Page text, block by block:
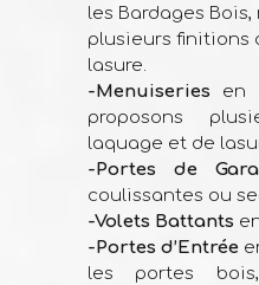
les Bardages
plusieurs finitions
lasure.
-Menuiseries en
proposons
laquage et de
-Portes de
coulissantes ou
-Volets Battants
-Portes d’Entrée
les portes